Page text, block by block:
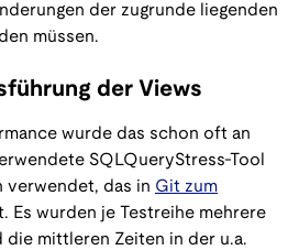
der zugrunde liegenden
müssen.
der Views
wurde das schon oft an
SQLQueryStress-Tool
verwendet, das in Git zum
Es wurden je Testreihe mehrere
mittleren Zeiten in der u.a.